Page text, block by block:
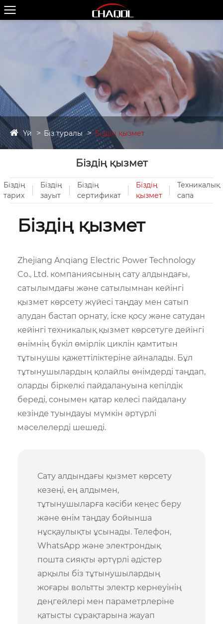
Үй Біз туралы Біздің қызмет
Біздің қызмет
Біздің
тарих
Біздің
зауыт
Біздің
сертификат
Біздің
қызмет
Техникалық
сапа
Біздің қызмет
Zhejiang Anqiang Electric Power Technology
Co., Ltd. компаниясының сату алдындағы,
сатылымдағы және сатылымнан кейінгі
қызмет көрсету жүйесі таңдау мен сатып
алудан бастап орнату, іске қосу және сатудан
кейінгі техникалық қызмет көрсетуге дейінгі
өнімнің бүкіл өмірлік циклін қамтитын
тұтынушы қажеттіліктеріне айналады. Бұл
тұтынушылардың қолайлы өнімдерді таңдап,
оларды біркелкі пайдалануына кепілдік
береді, сонымен қатар келесі пайдалану
кезінде туындауы мүмкін әртүрлі
мәселелерді шешеді.
Сату алдындағы қызмет көрсету
кезеңі, ең алдымен,
тұтынушыларға кәсіби кеңес беру
және өнім таңдау бойынша
нұсқаулықты ұсынады. Телефон,
WhatsApp және электрондық
пошта сияқты әртүрлі әдістер
арқылы біз тұтынушылардың
жоғары вольтты электр кернеуінің
деңгейлері мен параметрлеріне
қатысты сұрақтарына жауап